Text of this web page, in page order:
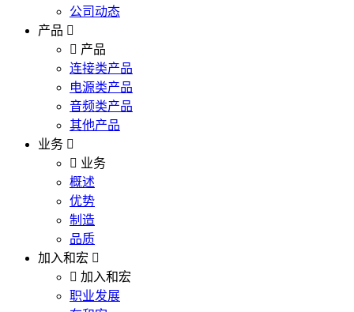
公司动态
产品
产品
连接类产品
电源类产品
音频类产品
其他产品
业务
业务
概述
优势
制造
品质
加入和宏
加入和宏
职业发展